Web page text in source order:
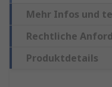
Mehr Infos und
Rechtliche
Produktdetails